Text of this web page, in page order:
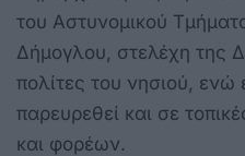
του Αστυνομικού
Δήμογλου, στελέχη της
πολίτες του νησιού, ενώ
παρευρεθεί και σε
και φορέων.